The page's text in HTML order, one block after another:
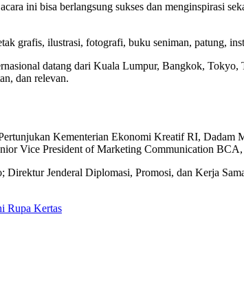
ini bisa berlangsung sukses dan menginspirasi
grafis, ilustrasi, fotografi, buku seniman, patung,
datang dari Kuala Lumpur, Bangkok,
dan relevan.
Kementerian Ekonomi Kreatif RI,
Vice President of Marketing Communication
Jenderal Diplomasi, Promosi, dan Kerja
Rupa Kertas